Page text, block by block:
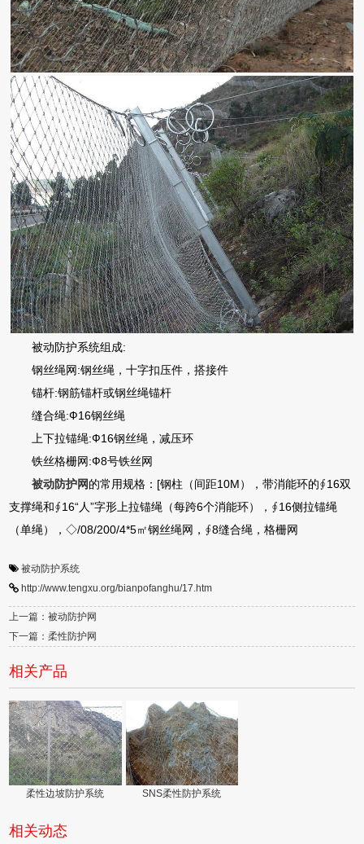
被动防护系统组成:
钢丝绳网:钢丝绳，十字扣压件，搭接件
锚杆:钢筋锚杆或钢丝绳锚杆
缝合绳:Ф16钢丝绳
上下拉锚绳:Ф16钢丝绳，减压环
铁丝格栅网:Ф8号铁丝网
被动防护网的常用规格：[钢柱（间距10M），带消能环的∮16双
支撑绳和∮16“人”字形上拉锚绳（每跨6个消能环），∮16侧拉锚绳
（单绳），◇/08/200/4*5㎡钢丝绳网，∮8缝合绳，格栅网
被动防护系统
http://www.tengxu.org/bianpofanghu/17.htm
上一篇：被动防护网
下一篇：柔性防护网
相关产品
柔性边坡防护系统 SNS柔性防护系统
相关动态